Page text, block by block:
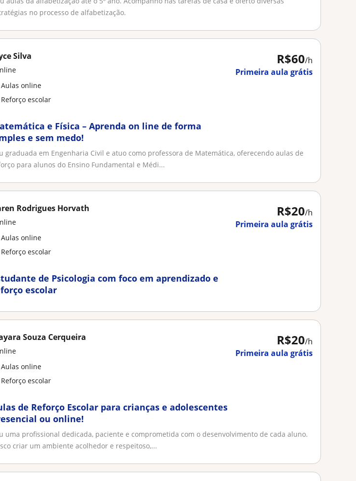
no processo de alfabetização.
R$60/h
Primeira aula grátis
Silva
Aulas online
Reforço escolar
e Física – Aprenda on line de forma
e sem medo!
graduada em Engenharia Civil e atuo como professora de Matemática, oferecendo aulas de
para alunos do Ensino Fundamental e Médi...
R$20/h
Primeira aula grátis
Rodrigues Horvath
Aulas online
Reforço escolar
de Psicologia com foco em aprendizado e
escolar
R$20/h
Primeira aula grátis
Souza Cerqueira
Aulas online
Reforço escolar
de Reforço Escolar para crianças e adolescentes
ou online!
uma profissional dedicada, paciente e comprometida com o desenvolvimento de cada aluno.
criar um ambiente acolhedor e respeitoso,...